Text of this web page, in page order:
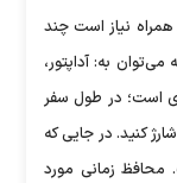
همراه نیاز است چند
می‌توان به: آداپتور،
است؛ در طول سفر
کنید. در جایی که
محافظ زمانی مورد